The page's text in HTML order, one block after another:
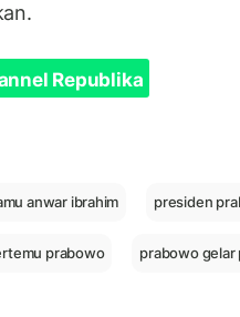
Republika
anwar ibrahim presiden
prabowo prabowo gelar